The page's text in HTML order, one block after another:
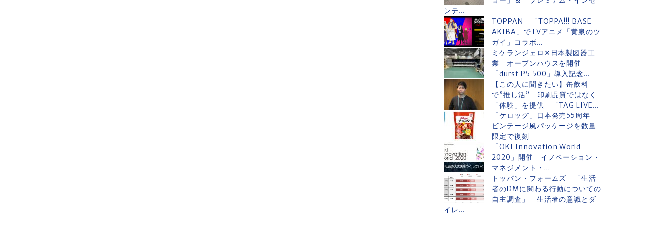
ンテ...
TOPPAN 「TOPPA!!! BASE
AKIBA」でTVアニメ「黄泉のツ
ガイ」コラボ...
ミケランジェロ✕日本製図器工
業 オープンハウスを開催
「durst P5 500」導入記念...
【この人に聞きたい】缶飲料
で”推し活” 印刷品質ではなく
「体験」を提供 「TAG LIVE...
「ケロッグ」日本発売55周年
ビンテージ風パッケージを数量
限定で復刻
「OKI Innovation World
2020」開催 イノベーション・
マネジメント・...
トッパン・フォームズ 「生活
者のDMに関わる行動についての
自主調査」 生活者の意識とダ
イレ...